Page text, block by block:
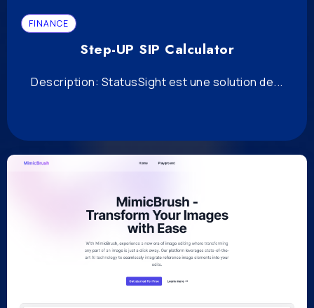
FINANCE
Step-UP SIP Calculator
Description: StatusSight est une solution de...